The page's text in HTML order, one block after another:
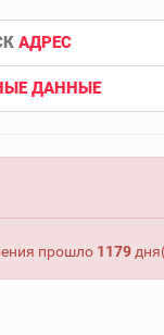
АДРЕС
ДАННЫЕ
прошло 1179